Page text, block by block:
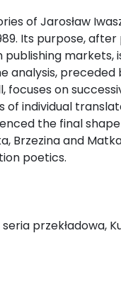
of Jarosław
Its purpose,
markets,
preceded
focuses on
of individual
the final
Brzezina and
poetics.
przekładowa,